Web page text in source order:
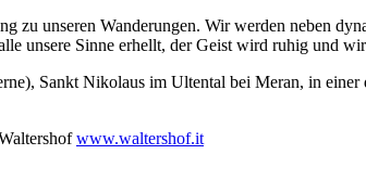
zu unseren Wanderungen. Wir werden neben
unsere Sinne erhellt, der Geist wird ruhig und
Sankt Nikolaus im Ultental bei Meran, in
www.waltershof.it